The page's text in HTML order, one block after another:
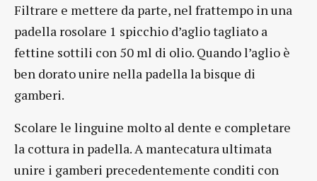
Filtrare e mettere da parte, nel frattempo in una
padella rosolare 1 spicchio d’aglio tagliato a
fettine sottili con 50 ml di olio. Quando l’aglio è
ben dorato unire nella padella la bisque di
gamberi.
Scolare le linguine molto al dente e completare
la cottura in padella. A mantecatura ultimata
unire i gamberi precedentemente conditi con